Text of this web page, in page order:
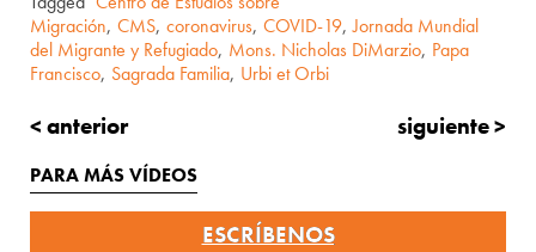
Migración, CMS, coronavirus, COVID-19, Jornada Mundial
del Migrante y Refugiado, Mons. Nicholas DiMarzio, Papa
Francisco, Sagrada Familia, Urbi et Orbi
< anterior siguiente >
PARA MÁS VÍDEOS
ESCRÍBENOS